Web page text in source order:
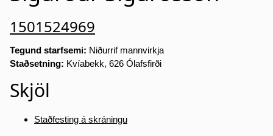
1501524969
Tegund starfsemi: Niðurrif mannvirkja
Staðsetning: Kvíabekk, 626 Ólafsfirði
Skjöl
Staðfesting á skráningu